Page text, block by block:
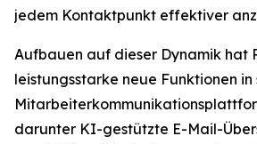
jedem Kontaktpunkt effektiver
Aufbauen auf dieser Dynamik hat
leistungsstarke neue Funktionen in
darunter KI-gestützte E-Mail-